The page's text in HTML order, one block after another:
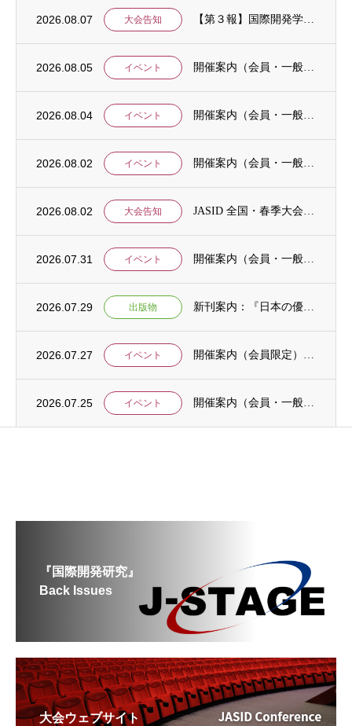
2026.08.07 大会告知
2026.08.05 イベント
2026.08.04 イベント
2026.08.02 イベント
2026.08.02 大会告知
2026.07.31 イベント
2026.07.29 出版物
2026.07.27 イベント
2026.07.25 イベント
『国際開発研究』
Back Issues
大会ウェブサイト